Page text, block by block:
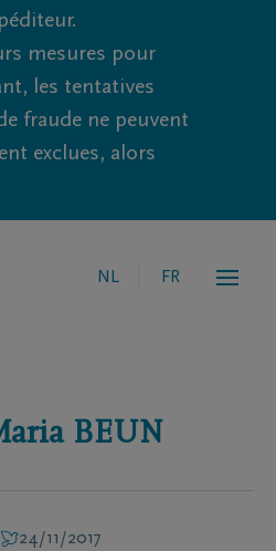
mesures pour
les tentatives
fraude ne peuvent
exclues, alors
NL FR
BEUN
24/11/2017